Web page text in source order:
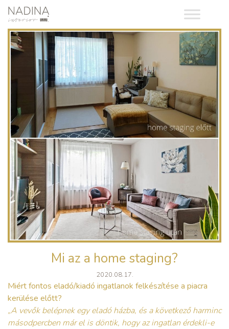
Mi az a home staging?
2020.08.17.
Miért fontos eladó/kiadó ingatlanok felkészítése a piacra
kerülése előtt?
„A vevők belépnek egy eladó házba, és a következő harminc
másodpercben már el is döntik, hogy az ingatlan érdekli-e